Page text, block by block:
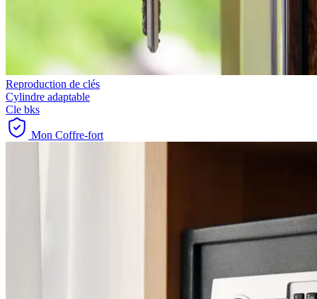
Reproduction de clés
Cylindre adaptable
Cle bks
Mon Coffre-fort